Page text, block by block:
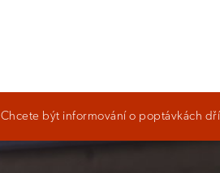
Chcete být informování o poptávkách